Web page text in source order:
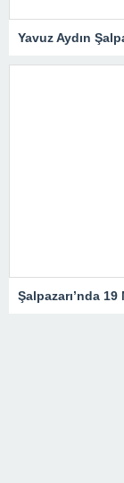
Yavuz Aydın
Şalpazarı’nda